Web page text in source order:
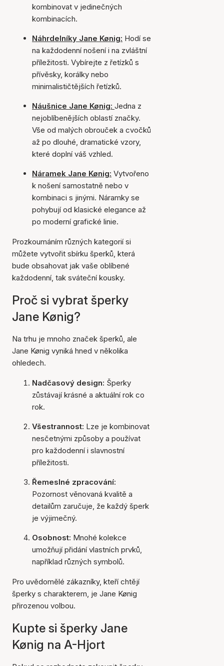
kombinovat v jedinečných
kombinacích.
Náhrdelníky Jane Kønig: Hodí se
na každodenní nošení i na zvláštní
příležitosti. Vybírejte z řetízků s
přívěsky, korálky nebo
minimalističtějších řetízků.
Náušnice Jane Kønig: Jedna z
nejoblíbenějších oblastí značky.
Vše od malých obrouček a cvočků
až po dlouhé, dramatické vzory,
které doplní váš vzhled.
Náramek Jane Kønig: Vytvořeno
k nošení samostatně nebo v
kombinaci s jinými. Náramky se
pohybují od klasické elegance až
po moderní grafické linie.
Prozkoumáním různých kategorií si
můžete vytvořit sbírku šperků, která
bude obsahovat jak vaše oblíbené
každodenní, tak sváteční kousky.
Proč si vybrat šperky
Jane Kønig?
Na trhu je mnoho značek šperků, ale
Jane Kønig vyniká hned v několika
ohledech.
Nadčasový design: Šperky
zůstávají krásné a aktuální rok co
rok.
Všestrannost: Lze je kombinovat
nesčetnými způsoby a používat
pro každodenní i slavnostní
příležitosti.
Řemeslné zpracování:
Pozornost věnovaná kvalitě a
detailům zaručuje, že každý šperk
je výjimečný.
Osobnost: Mnohé kolekce
umožňují přidání vlastních prvků,
například různých symbolů.
Pro uvědomělé zákazníky, kteří chtějí
šperky s charakterem, je Jane Kønig
přirozenou volbou.
Kupte si šperky Jane
Kønig na A-Hjort